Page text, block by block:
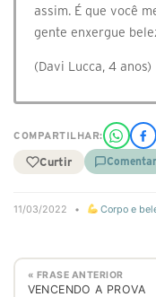
assim. É que você
gente enxergue
(Davi Lucca, 4 anos)
COMPARTILHAR:
Curtir Comentar
11/03/2022 • Corpo e
« FRASE ANTERIOR
VENCENDO A PROVA